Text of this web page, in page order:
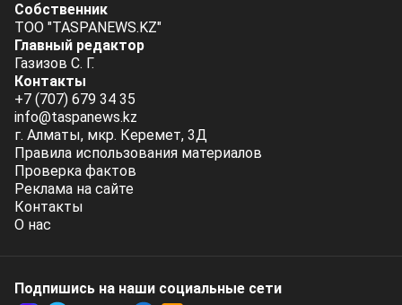
Собственник
ТОО "TASPANEWS.KZ"
Главный редактор
Газизов С. Г.
Контакты
+7 (707) 679 34 35
info@taspanews.kz
г. Алматы, мкр. Керемет, 3Д
Правила использования материалов
Проверка фактов
Реклама на сайте
Контакты
О нас
Подпишись на наши социальные cети